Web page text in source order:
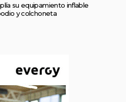
su equipamiento inflable
y colchoneta